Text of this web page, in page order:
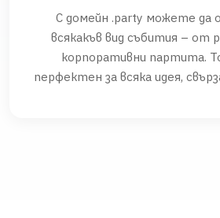
С домейн .party можете да
всякакъв вид събития – от
корпоративни партита.
перфектен за всяка идея,